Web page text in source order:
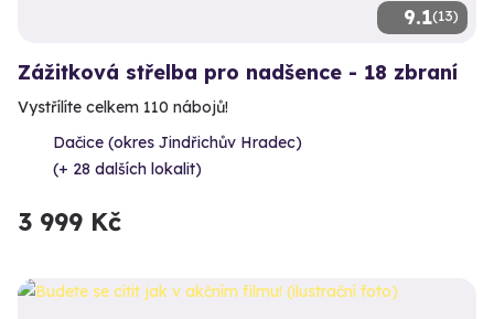
9.1(13)
Zážitková střelba pro nadšence - 18 zbraní
Vystřílíte celkem 110 nábojů!
Dačice (okres Jindřichův Hradec)
(+ 28 dalších lokalit)
3 999 Kč